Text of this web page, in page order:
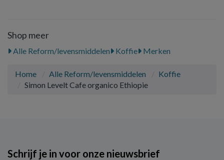
Shop meer
Alle Reform/levensmiddelen Koffie Merken
Home Alle Reform/levensmiddelen
Koffie
Simon Levelt Cafe organico Ethiopie
Schrijf je in voor onze nieuwsbrief